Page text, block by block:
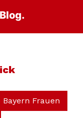
Bayern Frauen